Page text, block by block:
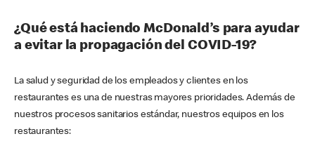
¿Qué está haciendo McDonald’s para ayudar
a evitar la propagación del COVID-19?
La salud y seguridad de los empleados y clientes en los
restaurantes es una de nuestras mayores prioridades. Además de
nuestros procesos sanitarios estándar, nuestros equipos en los
restaurantes: